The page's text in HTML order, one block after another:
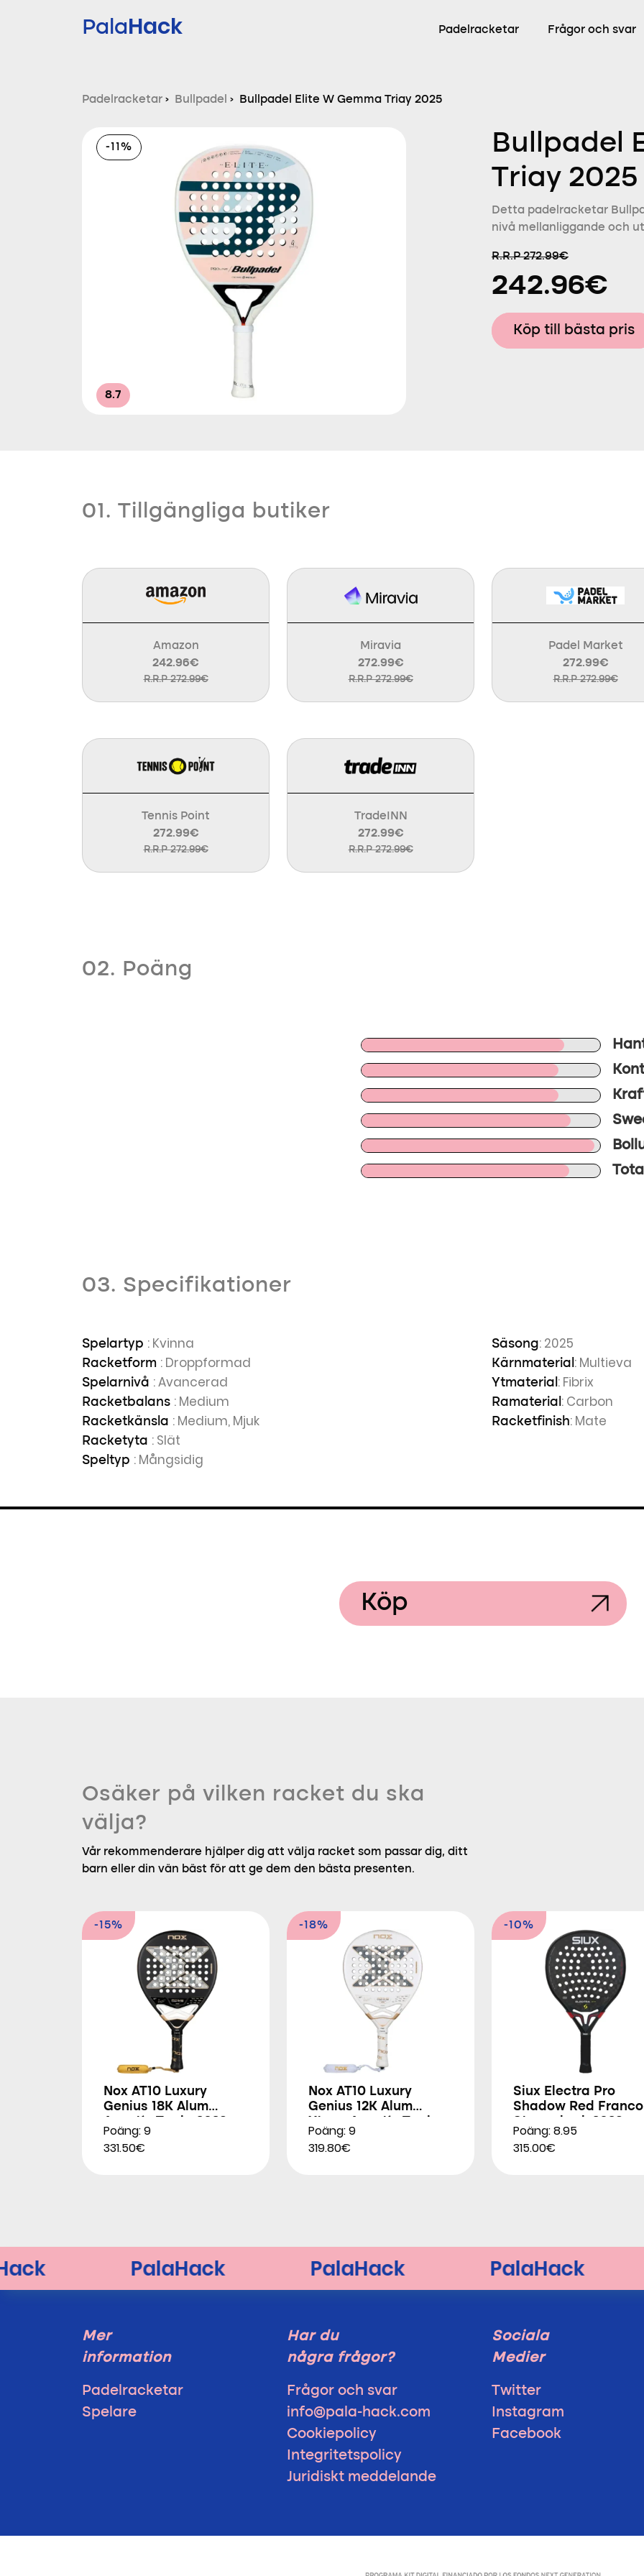
PalaHack Padelracketar Frågor och svar
Padelracketar › Bullpadel › Bullpadel Elite W Gemma Triay 2025
-11%
8.7
Bullpadel
Triay 2025
Detta padelracketar
nivå mellanliggande och
R.R.P 272.99€
242.96€
Köp till bästa pris
01. Tillgängliga butiker
Amazon
242.96€
R.R.P 272.99€
Miravia
272.99€
R.R.P 272.99€
Padel Market
272.99€
R.R.P 272.99€
Tennis Point
272.99€
R.R.P 272.99€
TradeINN
272.99€
R.R.P 272.99€
02. Poäng
03. Specifikationer
Spelartyp : Kvinna
Racketform : Droppformad
Spelarnivå : Avancerad
Racketbalans : Medium
Racketkänsla : Medium, Mjuk
Racketyta : Slät
Speltyp : Mångsidig
Säsong: 2025
Kärnmaterial : Multieva
Ytmaterial : Fibrix
Ramaterial : Carbon
Racketfinish: Mate
Köp
Osäker på vilken racket du ska
välja?
Vår rekommenderare hjälper dig att välja racket som passar dig, ditt
barn eller din vän bäst för att ge dem den bästa presenten.
-15%
Nox AT10 Luxury
Genius 18K Alum
Poäng: 9
331.50€
-18%
Nox AT10 Luxury
Genius 12K Alum
2026
Poäng: 9
319.80€
-10%
Siux Electra Pro
Shadow Red Franco
Poäng: 8.95
315.00€
Mer
information
Padelracketar
Spelare
Har du
några frågor?
Frågor och svar
info@pala-hack.com
Cookiepolicy
Integritetspolicy
Juridiskt meddelande
Sociala
Medier
Twitter
Instagram
Facebook